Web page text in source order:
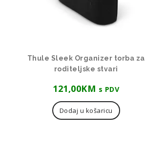
Thule Sleek Organizer torba za
roditeljske stvari
121,00KM s PDV
Dodaj u košaricu